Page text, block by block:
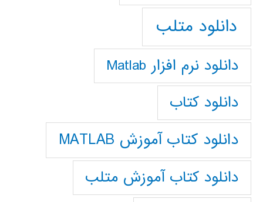
دانلود متلب
دانلود نرم افزار Matlab
دانلود کتاب
دانلود کتاب آموزش MATLAB
دانلود کتاب آموزش متلب